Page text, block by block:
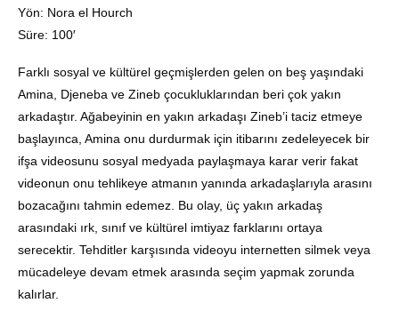
Yön: Nora el Hourch
Süre: 100′
Farklı sosyal ve kültürel geçmişlerden gelen on beş yaşındaki
Amina, Djeneba ve Zineb çocukluklarından beri çok yakın
arkadaştır. Ağabeyinin en yakın arkadaşı Zineb’i taciz etmeye
başlayınca, Amina onu durdurmak için itibarını zedeleyecek bir
ifşa videosunu sosyal medyada paylaşmaya karar verir fakat
videonun onu tehlikeye atmanın yanında arkadaşlarıyla arasını
bozacağını tahmin edemez. Bu olay, üç yakın arkadaş
arasındaki ırk, sınıf ve kültürel imtiyaz farklarını ortaya
serecektir. Tehditler karşısında videoyu internetten silmek veya
mücadeleye devam etmek arasında seçim yapmak zorunda
kalırlar.